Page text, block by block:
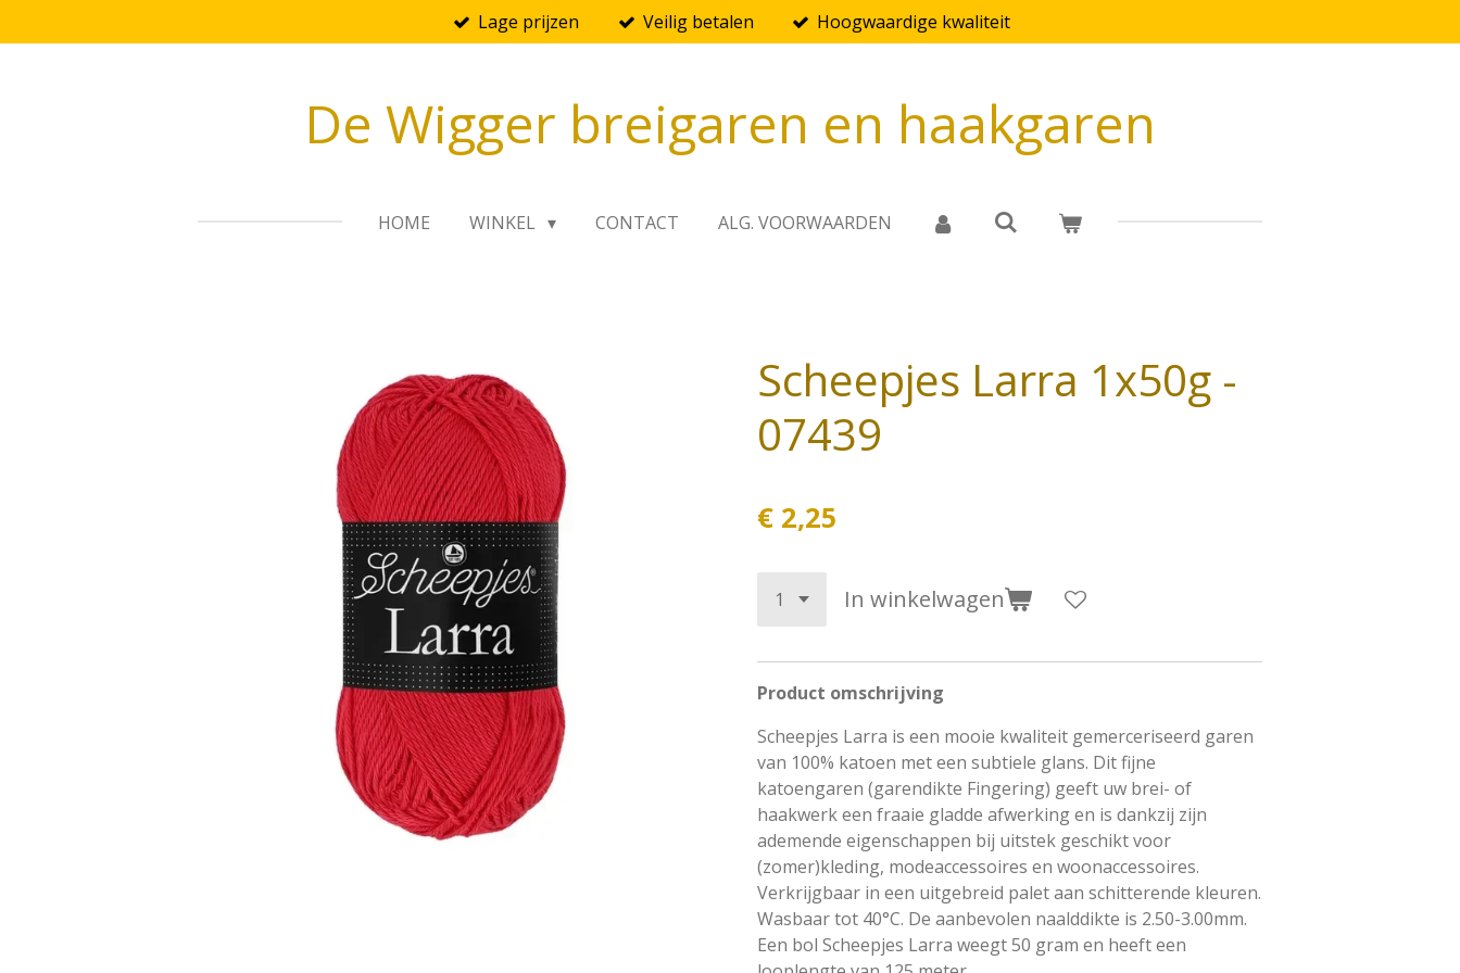
direct
Lage prijzen Veilig betalen Hoogwaardige kwaliteit
De Wigger breigaren en haakgaren
HOME WINKEL CONTACT ALG. VOORWAARDEN
Scheepjes Larra 1x50g -
07439
€ 2,25
In winkelwagen
Product omschrijving
Scheepjes Larra is een mooie kwaliteit gemerceriseerd garen
van 100% katoen met een subtiele glans. Dit fijne
katoengaren (garendikte Fingering) geeft uw brei- of
haakwerk een fraaie gladde afwerking en is dankzij zijn
ademende eigenschappen bij uitstek geschikt voor
(zomer)kleding, modeaccessoires en woonaccessoires.
Verkrijgbaar in een uitgebreid palet aan schitterende kleuren.
Wasbaar tot 40°C. De aanbevolen naalddikte is 2.50-3.00mm.
Een bol Scheepjes Larra weegt 50 gram en heeft een